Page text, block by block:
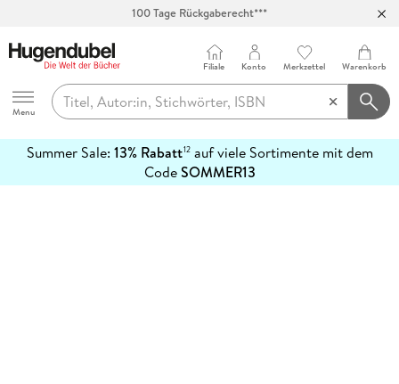
100 Tage Rückgaberecht***
Hugendubel
Menu
Filiale Konto Merkzettel Warenkorb
Summer Sale: 13% Rabatt12auf viele Sortimente mit dem
CodeSOMMER13
erfahren